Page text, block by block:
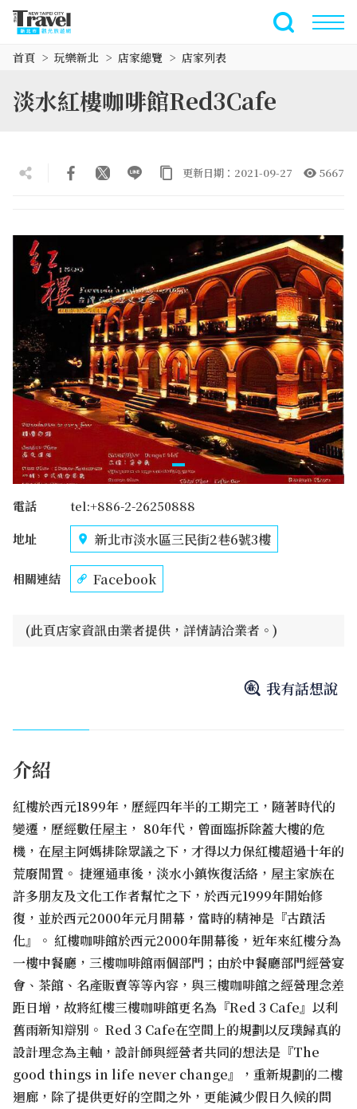
全文檢索
首頁 玩樂新北 店家總覽 店家列表
淡水紅樓咖啡館Red3Cafe
更新日期：2021-09-27 5667
電話
tel:+886-2-26250888
地址
新北市淡水區三民街2巷6號3樓
相關連結 Facebook
(此頁店家資訊由業者提供，詳情請洽業者。)
我有話想說
介紹
紅樓於西元1899年，歷經四年半的工期完工，隨著時代的
變遷，歷經數任屋主， 80年代，曾面臨拆除蓋大樓的危
機，在屋主阿媽排除眾議之下，才得以力保紅樓超過十年的
荒廢閒置。 捷運通車後，淡水小鎮恢復活絡，屋主家族在
許多朋友及文化工作者幫忙之下，於西元1999年開始修
復，並於西元2000年元月開幕，當時的精神是『古蹟活
化』。 紅樓咖啡館於西元2000年開幕後，近年來紅樓分為
一樓中餐廳，三樓咖啡館兩個部門；由於中餐廳部門經營宴
會、茶館、名產販賣等等內容，與三樓咖啡館之經營理念差
距日增，故將紅樓三樓咖啡館更名為『Red 3 Cafe』以利
舊雨新知辯別。 Red 3 Cafe在空間上的規劃以反璞歸真的
設計理念為主軸，設計師與經營者共同的想法是『The
good things in life never change』，重新規劃的二樓
迴廊，除了提供更好的空間之外，更能減少假日久候的問